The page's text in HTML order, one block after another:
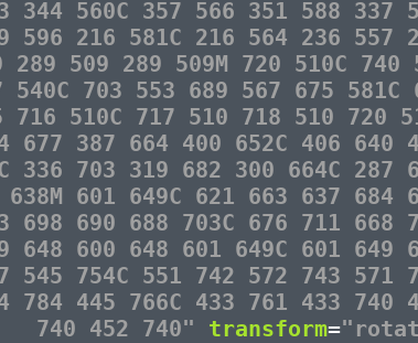
344 560C 357 566 351 588 337
596 216 581C 216 564 236 557
289 509 289 509M 720 510C
540C 703 553 689 567 675
716 510C 717 510 718 510 720
677 387 664 400 652C 406 640
336 703 319 682 300 664C 287
601 649C 621 663 637 684
698 690 688 703C 676 711 668
648 600 648 601 649C 601 649
545 754C 551 742 572 743 571
784 445 766C 433 761 433 740
740 452 740" transform=